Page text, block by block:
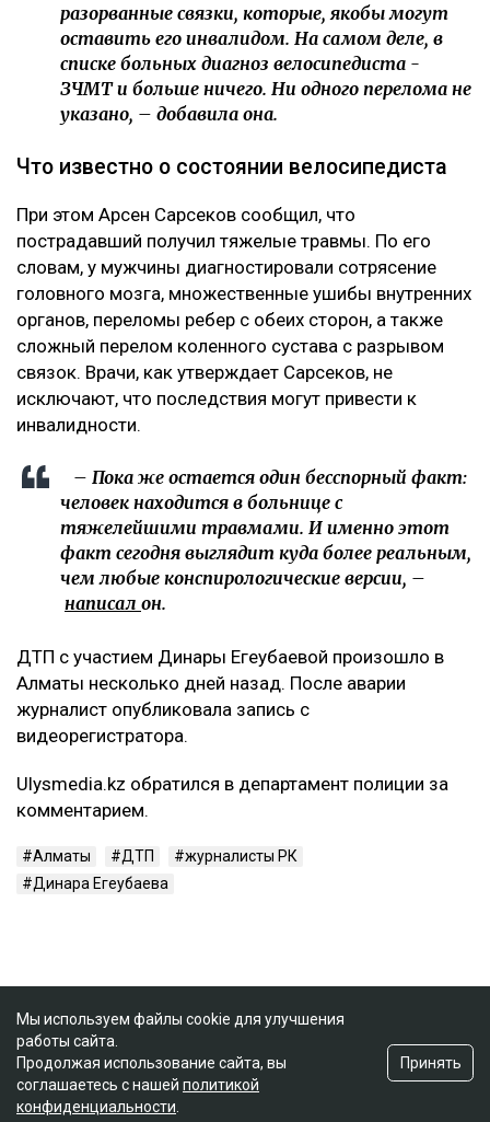
разорванные связки, которые, якобы могут
оставить его инвалидом. На самом деле, в
списке больных диагноз велосипедиста -
ЗЧМТ и больше ничего. Ни одного перелома не
указано, – добавила она.
Что известно о состоянии велосипедиста
При этом Арсен Сарсеков сообщил, что
пострадавший получил тяжелые травмы. По его
словам, у мужчины диагностировали сотрясение
головного мозга, множественные ушибы внутренних
органов, переломы ребер с обеих сторон, а также
сложный перелом коленного сустава с разрывом
связок. Врачи, как утверждает Сарсеков, не
исключают, что последствия могут привести к
инвалидности.
– Пока же остается один бесспорный факт:
человек находится в больнице с
тяжелейшими травмами. И именно этот
факт сегодня выглядит куда более реальным,
чем любые конспирологические версии, –
написал он.
ДТП с участием Динары Егеубаевой произошло в
Алматы несколько дней назад. После аварии
журналист опубликовала запись с
видеорегистратора.
Ulysmedia.kz обратился в департамент полиции за
комментарием.
Алматы ДТП
журналисты РК
Динара Егеубаева
Мы используем файлы cookie для улучшения
работы сайта.
Продолжая использование сайта, вы
соглашаетесь с нашей политикой
конфиденциальности
Принять